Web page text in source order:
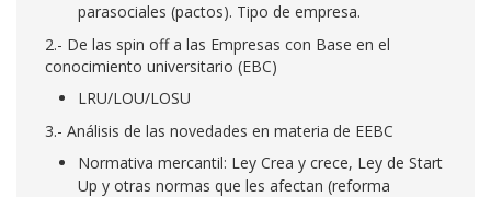
parasociales (pactos). Tipo de empresa.
2.- De las spin off a las Empresas con Base en el
conocimiento universitario (EBC)
LRU/LOU/LOSU
3.- Análisis de las novedades en materia de EEBC
Normativa mercantil: Ley Crea y crece, Ley de Start
Up y otras normas que les afectan (reforma